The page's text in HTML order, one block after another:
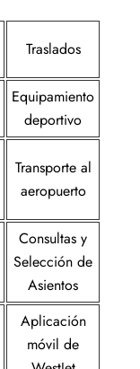
Traslados
Equipamiento
deportivo
Transporte al
aeropuerto
Consultas y
Selección de
Asientos
Aplicación
móvil de